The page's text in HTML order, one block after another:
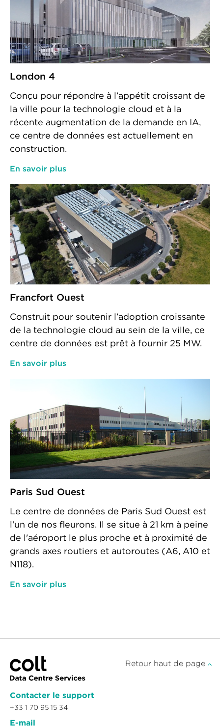
London 4
Conçu pour répondre à l’appétit croissant de
la ville pour la technologie cloud et à la
récente augmentation de la demande en IA,
ce centre de données est actuellement en
construction.
En savoir plus
Francfort Ouest
Construit pour soutenir l’adoption croissante
de la technologie cloud au sein de la ville, ce
centre de données est prêt à fournir 25 MW.
En savoir plus
Paris Sud Ouest
Le centre de données de Paris Sud Ouest est
l'un de nos fleurons. Il se situe à 21 km à peine
de l'aéroport le plus proche et à proximité de
grands axes routiers et autoroutes (A6, A10 et
N118).
En savoir plus
Contacter le support
+33 1 70 95 15 34
E-mail
Retour haut de page